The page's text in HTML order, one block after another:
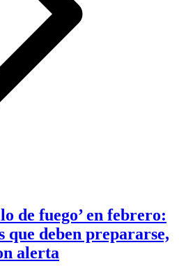
de fuego’ en febrero:
que deben prepararse,
alerta